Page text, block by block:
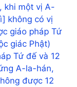
khi một vị A-
không có vị
giáo pháp Tứ
giác Phật)
Tứ đế và 12
A-la-hán,
được 12